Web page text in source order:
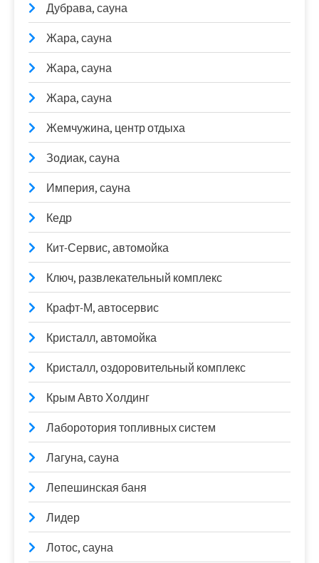
Дубрава, сауна
Жара, сауна
Жара, сауна
Жара, сауна
Жемчужина, центр отдыха
Зодиак, сауна
Империя, сауна
Кедр
Кит-Сервис, автомойка
Ключ, развлекательный комплекс
Крафт-М, автосервис
Кристалл, автомойка
Кристалл, оздоровительный комплекс
Крым Авто Холдинг
Лаборотория топливных систем
Лагуна, сауна
Лепешинская баня
Лидер
Лотос, сауна